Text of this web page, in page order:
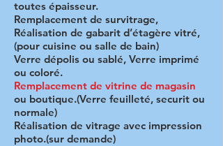
toutes épaisseur.
Remplacement de survitrage,
Réalisation de gabarit d’étagère vitré,
(pour cuisine ou salle de bain)
Verre dépolis ou sablé, Verre imprimé
ou coloré.
Remplacement de vitrine de magasin
ou boutique.(Verre feuilleté, securit ou
normale)
Réalisation de vitrage avec impression
photo.(sur demande)